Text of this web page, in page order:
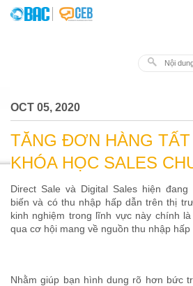
OCT 05, 2020
TĂNG ĐƠN HÀNG
KHÓA HỌC SALES
Direct Sale và Digital Sales hiện
biến và có thu nhập hấp dẫn trên thị
kinh nghiệm trong lĩnh vực này chính
qua cơ hội mang về nguồn thu nhập hấp
Nhằm giúp bạn hình dung rõ hơn bức